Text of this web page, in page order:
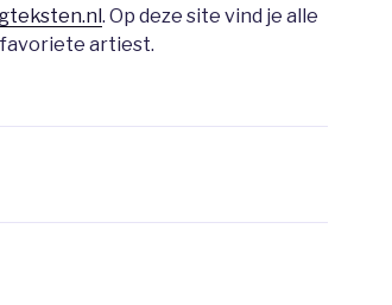
. Op deze site vind je alle
artiest.